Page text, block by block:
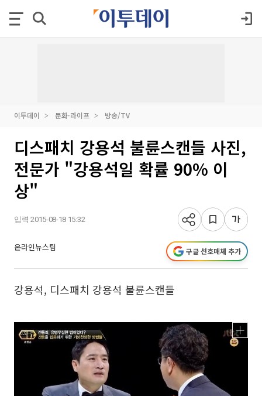
이투데이 문화·라이프 방송/TV
디스패치 강용석 불륜스캔들 사진,
전문가 "강용석일 확률 90% 이
상"
입력 2015-08-18 15:32
온라인뉴스팀 구글 선호매체 추가
강용석, 디스패치 강용석 불륜스캔들